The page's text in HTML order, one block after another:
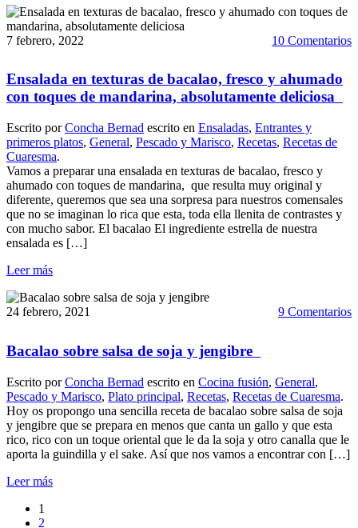
7 febrero, 2022 10 Comentarios
Ensalada en texturas de bacalao, fresco y ahumado
con toques de mandarina, absolutamente deliciosa
Escrito porConcha Bernad escrito en Ensaladas, Entrantes y
primeros platos, General, Pescado y Marisco, Recetas, Recetas de
Cuaresma.
Vamos a preparar una ensalada en texturas de bacalao, fresco y
ahumado con toques de mandarina, que resulta muy original y
diferente, queremos que sea una sorpresa para nuestros comensales
que no se imaginan lo rica que esta, toda ella llenita de contrastes y
con mucho sabor. El bacalao El ingrediente estrella de nuestra
ensalada es […]
Leer más
24 febrero, 2021 9 Comentarios
Bacalao sobre salsa de soja y jengibre
Escrito porConcha Bernad escrito en Cocina fusión, General,
Pescado y Marisco, Plato principal, Recetas, Recetas de Cuaresma.
Hoy os propongo una sencilla receta de bacalao sobre salsa de soja
y jengibre que se prepara en menos que canta un gallo y que esta
rico, rico con un toque oriental que le da la soja y otro canalla que le
aporta la guindilla y el sake. Así que nos vamos a encontrar con […]
Leer más
1
2